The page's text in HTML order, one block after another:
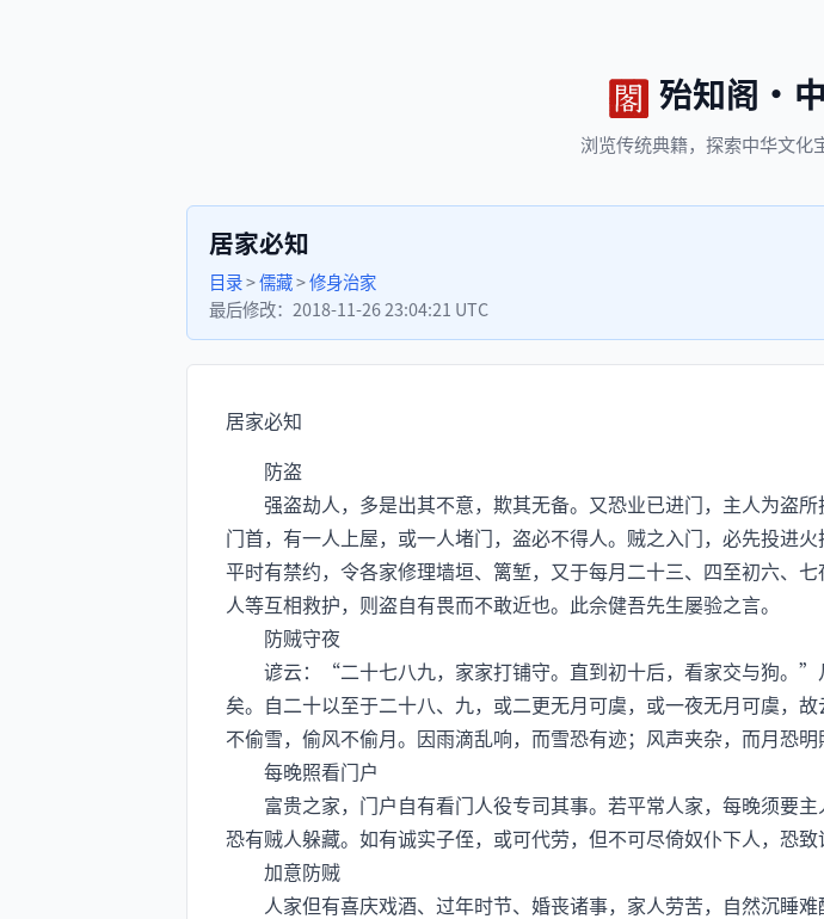
殆知阁 ·
浏览传统典籍， 探索中华文化
居家必知
目录>儒藏>修身治家
最后修改： 2018-11-26 23:04:21 UTC
居家必知
防盗
强盗劫人，多是出其不意，欺其无备。又恐业已进门，主人为盗
门首，有一人上屋，或一人堵门，盗必不得人。贼之入门，必先投进
平时有禁约，令各家修理墙垣、篱堑，又于每月二十三、四至初六、
人等互相救护，则盗自有畏而不敢近也。此佘健吾先生屡验之言。
防贼守夜
谚云：“二十七八九，家家打铺守。直到初十后，看家交与狗。”
矣。自二十以至于二十八、九，或二更无月可虞，或一夜无月可虞，
不偷雪，偷风不偷月。因雨滴乱响，而雪恐有迹；风声夹杂，而月恐明
每晚照看门户
富贵之家，门户自有看门人役专司其事。若平常人家，每晚须要主
恐有贼人躲藏。如有诚实子侄，或可代劳，但不可尽倚奴仆下人，恐致
加意防贼
人家但有喜庆戏酒、过年时节、婚丧诸事，家人劳苦，自然沉睡